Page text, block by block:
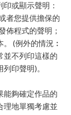
或顯示聲明：
者您提供擔保的
佈程式的聲明；
(例外的情況︰
並不列印這樣的
印聲明)。
能夠確定作品的
理地單獨考慮並